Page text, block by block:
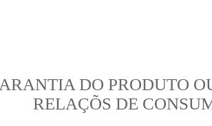
DO PRODUTO
RELAÇÕS DE